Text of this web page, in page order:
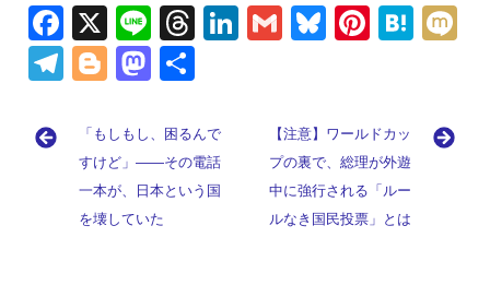
Fa
ce
b
o
k
X
Li
n
e
T
a
d
s
Li G
l
Bl
ky
Pi
es
t
H
n
Te
gr
a
m
Bl
g
g
er
M
to
d
o
n
「もしもし、困るんで
すけど」――その電話
一本が、日本という国
を壊していた
【注意】ワールドカッ
プの裏で、総理が外遊
中に強行される「ルー
ルなき国民投票」とは